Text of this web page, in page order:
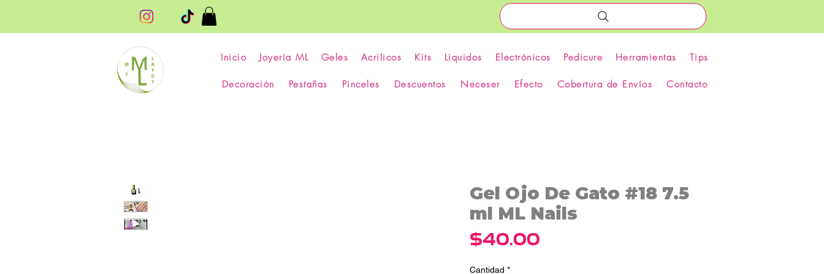
Inicio Joyería ML Geles Acrilicos Kits Liquidos Electrónicos Pedicure Herramientas Tips
Decoración Pestañas Pinceles Descuentos Neceser Efecto Cobertura de Envíos Contacto
Gel Ojo De Gato #18 7.5
ml ML Nails
$40.00
Cantidad *